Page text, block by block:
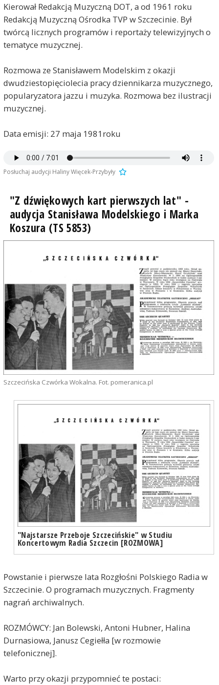
Kierował Redakcją Muzyczną DOT, a od 1961 roku
Redakcją Muzyczną Ośrodka TVP w Szczecinie. Był
twórcą licznych programów i reportaży telewizyjnych o
tematyce muzycznej.
Rozmowa ze Stanisławem Modelskim z okazji
dwudziestopięciolecia pracy dziennikarza muzycznego,
popularyzatora jazzu i muzyka. Rozmowa bez ilustracji
muzycznej.
Data emisji: 27 maja 1981roku
Posłuchaj audycji Haliny Więcek-Przybyły
"Z dźwiękowych kart pierwszych lat" -
audycja Stanisława Modelskiego i Marka
Koszura (TS 5853)
Szczecińska Czwórka Wokalna. Fot. pomeranica.pl
"Najstarsze Przeboje Szczecińskie" w Studiu
Koncertowym Radia Szczecin [ROZMOWA]
Powstanie i pierwsze lata Rozgłośni Polskiego Radia w
Szczecinie. O programach muzycznych. Fragmenty
nagrań archiwalnych.
ROZMÓWCY: Jan Bolewski, Antoni Hubner, Halina
Durnasiowa, Janusz Cegiełła [w rozmowie
telefonicznej].
Warto przy okazji przypomnieć te postaci: